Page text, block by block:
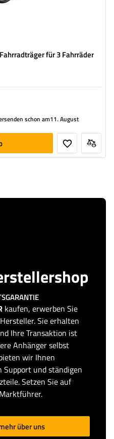
für 3 Fahrräder
schon am11. August
kaufen, erwerben Sie
Sie erhalten
Ihre Transaktion ist
Anhänger selbst
wir Ihnen
Support und ständigen
Setzen Sie auf
über uns